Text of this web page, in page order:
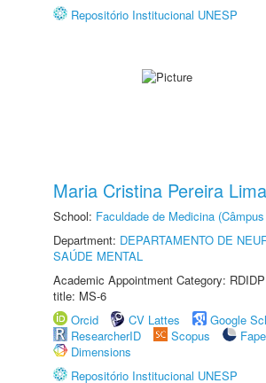
Repositório Institucional UNESP
Maria Cristina Pereira Lima
School: Faculdade de Medicina
Department: DEPARTAMENTO DE
SAÚDE MENTAL
Academic Appointment Category:
title: MS-6
Orcid
CV Lattes
Google
ResearcherID
Scopus
Dimensions
Repositório Institucional UNESP